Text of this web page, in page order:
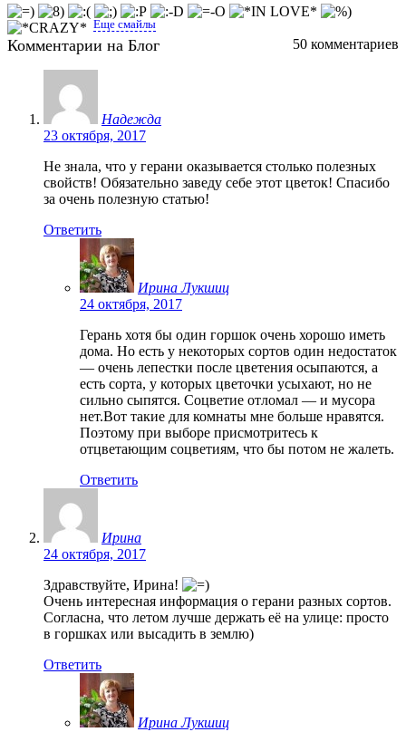
Еще смайлы
Комментарии на Блог 50 комментариев
Надежда
23 октября, 2017
Не знала, что у герани оказывается столько полезных
свойств! Обязательно заведу себе этот цветок! Спасибо
за очень полезную статью!
Ответить
Ирина Лукшиц
24 октября, 2017
Герань хотя бы один горшок очень хорошо иметь
дома. Но есть у некоторых сортов один недостаток
— очень лепестки после цветения осыпаются, а
есть сорта, у которых цветочки усыхают, но не
сильно сыпятся. Соцветие отломал — и мусора
нет.Вот такие для комнаты мне больше нравятся.
Поэтому при выборе присмотритесь к
отцветающим соцветиям, что бы потом не жалеть.
Ответить
Ирина
24 октября, 2017
Здравствуйте, Ирина!
Очень интересная информация о герани разных сортов.
Согласна, что летом лучше держать её на улице: просто
в горшках или высадить в землю)
Ответить
Ирина Лукшиц